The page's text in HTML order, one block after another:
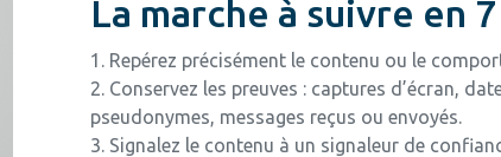
La marche à suivre en
1. Repérez précisément le contenu ou le
2. Conservez les preuves : captures d’écran,
pseudonymes, messages reçus ou envoyés.
3. Signalez le contenu à un signaleur de